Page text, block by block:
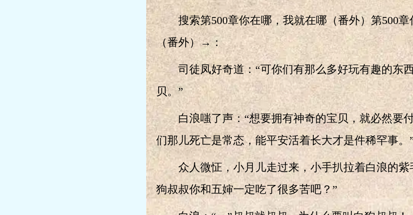
搜索第500章你在哪，我就在哪（番外）第500章
（番外）→：
司徒凤好奇道：“可你们有那么多好玩有趣的东
贝。”
白浪嗤了声：“想要拥有神奇的宝贝，就必然要
们那儿死亡是常态，能平安活着长大才是件稀罕事。
众人微怔，小月儿走过来，小手扒拉着白浪的紫
狗叔叔你和五婶一定吃了很多苦吧？”